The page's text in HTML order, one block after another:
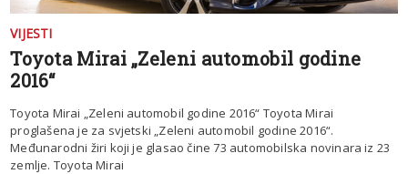
VIJESTI
Toyota Mirai „Zeleni automobil godine
2016“
Toyota Mirai „Zeleni automobil godine 2016“ Toyota Mirai
proglašena je za svjetski „Zeleni automobil godine 2016“.
Međunarodni žiri koji je glasao čine 73 automobilska novinara iz 23
zemlje. Toyota Mirai